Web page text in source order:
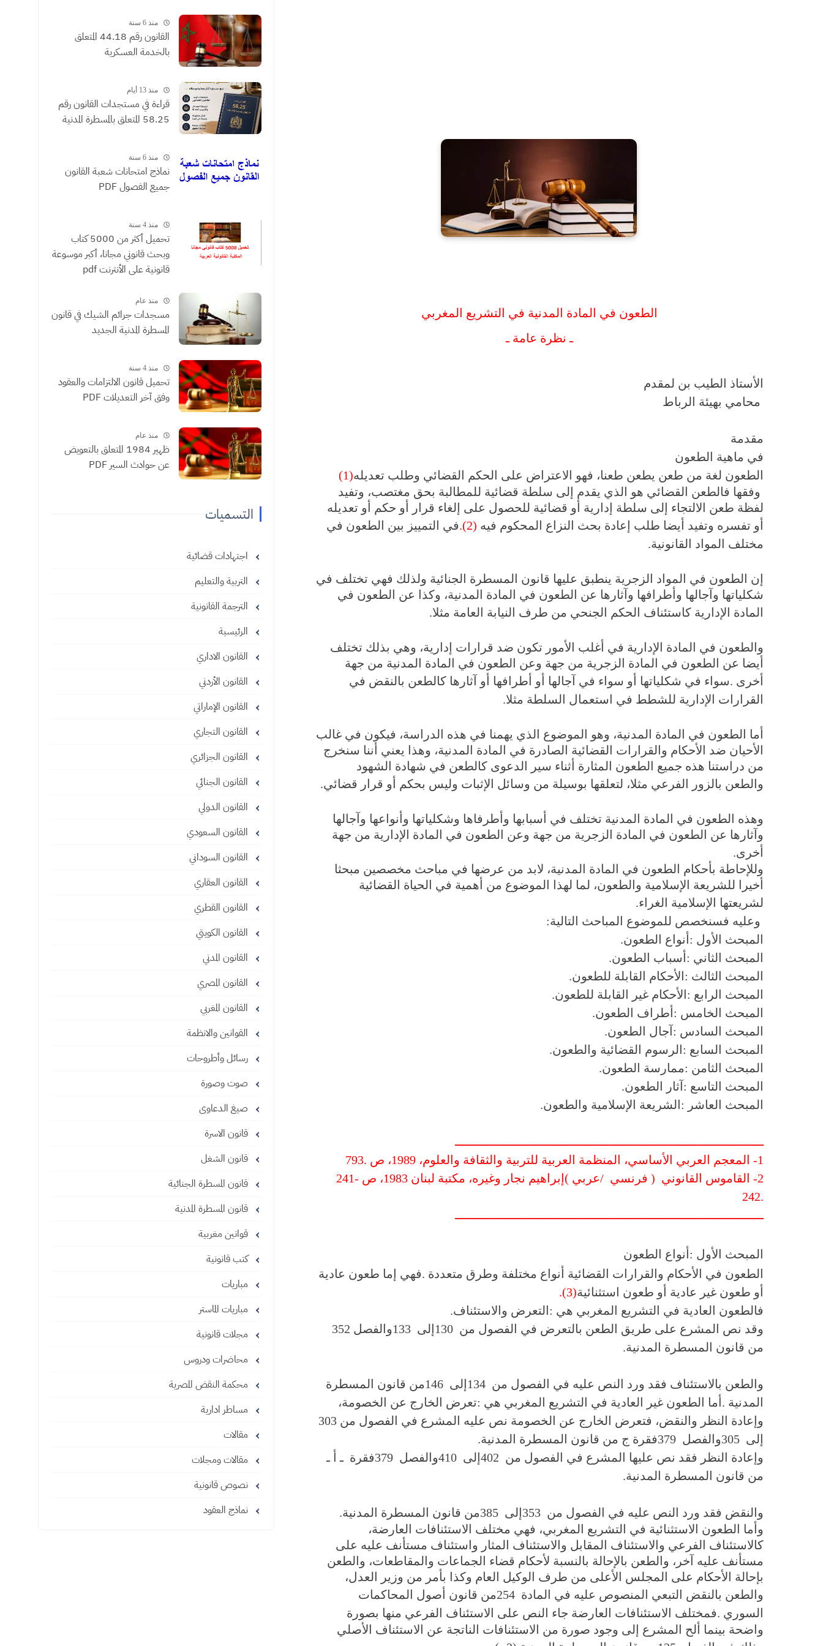
الطعون في المادة المدنية في التشريع المغربي
ـ نظرة عامة ـ
الأستاذ الطيب بن لمقدم
محامي بهيئة الرباط
مقدمة
في ماهية الطعون
الطعون لغة من طعن يطعن طعنا، فهو الاعتراض على الحكم القضائي وطلب تعديله(1)
وفقها فالطعن القضائي هو الذي يقدم إلى سلطة قضائية للمطالبة بحق مغتصب، وتفيد
لفظة طعن الالتجاء إلى سلطة إدارية أو قضائية للحصول على إلغاء قرار أو حكم أو تعديله
أو تفسره وتفيد أيضا طلب إعادة بحث النزاع المحكوم فيه (2)
.في التمييز بين الطعون في
مختلف المواد القانونية.
إن الطعون في المواد الزجرية ينطبق عليها قانون المسطرة الجنائية ولذلك فهي تختلف في
شكلياتها وآجالها وأطرافها وآثارها عن الطعون في المادة المدنية، وكذا عن الطعون في
المادة الإدارية كاستئناف الحكم الجنحي من طرف النيابة العامة مثلا.
والطعون في المادة الإدارية في أغلب الأمور تكون ضد قرارات إدارية، وهي بذلك تختلف
أيضا عن الطعون في المادة الزجرية من جهة وعن الطعون في المادة المدنية من جهة
أخرى .سواء في شكلياتها أو سواء في آجالها أو أطرافها أو آثارها كالطعن بالنقض في
القرارات الإدارية للشطط في استعمال السلطة مثلا.
أما الطعون في المادة المدنية، وهو الموضوع الذي يهمنا في هذه الدراسة، فيكون في غالب
الأحيان ضد الأحكام والقرارات القضائية الصادرة في المادة المدنية، وهذا يعني أننا سنخرج
من دراستنا هذه جميع الطعون المثارة أثناء سير الدعوى كالطعن في شهادة الشهود
والطعن بالزور الفرعي مثلا، لتعلقها بوسيلة من وسائل الإثبات وليس بحكم أو قرار قضائي.
وهذه الطعون في المادة المدنية تختلف في أسبابها وأطرفاها وشكلياتها وأنواعها وآجالها
وآثارها عن الطعون في المادة الزجرية من جهة وعن الطعون في المادة الإدارية من جهة
أخرى.
وللإحاطة بأحكام الطعون في المادة المدنية، لابد من عرضها في مباحث مخصصين مبحثا
أخيرا للشريعة الإسلامية والطعون، لما لهذا الموضوع من أهمية في الحياة القضائية
لشريعتها الإسلامية الغراء.
وعليه فسنخصص للموضوع المباحث التالية:
المبحث الأول : أنواع الطعون.
المبحث الثاني : أسباب الطعون.
المبحث الثالث : الأحكام القابلة للطعون.
المبحث الرابع : الأحكام غير القابلة للطعون.
المبحث الخامس : أطراف الطعون.
المبحث السادس : آجال الطعون.
المبحث السابع : الرسوم القضائية والطعون.
المبحث الثامن :ممارسة الطعون.
المبحث التاسع : آثار الطعون.
المبحث العاشر : الشريعة الإسلامية والطعون.
ــــــــــــــــــــــــــــــــــــــــــــــــــــــــــــــــــــــــــــــــــــ
1- المعجم العربي الأساسي، المنظمة العربية للتربية والثقافة والعلوم،
1989، ص 793.
2- القاموس القانوني
) فرنسي /عربي ( إبراهيم نجار وغيره، مكتبة لبنان1983، ص 241-
242.
ــــــــــــــــــــــــــــــــــــــــــــــــــــــــــــــــــــــــــــــــــــ
المبحث الأول : أنواع الطعون
الطعون في الأحكام والقرارات القضائية أنواع مختلفة وطرق متعددة .فهي إما طعون عادية
أو طعون غير عادية أو طعون استثنائية(3)
.
فالطعون العادية في التشريع المغربي هي : التعرض والاستئناف.
وقد نص المشرع على طريق الطعن بالتعرض في الفصول من 130 إلى 133والفصل 352
من قانون المسطرة المدنية.
والطعن بالاستئناف فقد ورد النص عليه في الفصول من 134 إلى 146من قانون المسطرة
المدنية . أما الطعون غير العادية في التشريع المغربي هي :تعرض الخارج عن الخصومة،
وإعادة النظر والنقض، فتعرض الخارج عن الخصومة نص عليه المشرع في الفصول من303
إلى 305والفصل 379فقرة ج من قانون المسطرة المدنية.
وإعادة النظر فقد نص عليها المشرع في الفصول من 402 إلى 410والفصل 379فقرة ـ أ ـ
من قانون المسطرة المدنية.
والنقض فقد ورد النص عليه في الفصول من 353 إلى 385من قانون المسطرة المدنية.
وأما الطعون الاستثنائية في التشريع المغربي، فهي مختلف الاستئنافات العارضة،
كالاستئناف الفرعي والاستئناف المقابل والاستئناف المثار واستئناف مستأنف عليه على
مستأنف عليه آخر، والطعن بالإحالة بالنسبة لأحكام قضاء الجماعات والمقاطعات، والطعن
بإحالة الأحكام على المجلس الأعلى من طرف الوكيل العام وكذا بأمر من وزير العدل،
والطعن بالنقض التبعي المنصوص عليه في المادة 254من قانون أصول المحاكمات
السوري .فمختلف الاستئنافات العارضة جاء النص على الاستئناف الفرعي منها بصورة
واضحة بينما ألح المشرع إلى وجود صورة من الاستئنافات الناتجة عن الاستئناف الأصلي
الموثقون
منذ 6 سنة
القانون رقم 44.18 المتعلق
بالخدمة العسكرية
منذ 13 أيام
​قراءة في مستجدات القانون رقم
58.25 المتعلق بالمسطرة المدنية
منذ 6 سنة
نماذج امتحانات شعبة القانون
جميع الفصول PDF
منذ 4 سنة
تحميل أكثر من 5000 كتاب
وبحث قانوني مجانا، أكبر موسوعة
قانونية على الأنترنت pdf
منذ عام
مسجدات جرائم الشيك في قانون
المسطرة المدنية الجديد
منذ 4 سنة
تحميل قانون الالتزامات والعقود
وفق آخر التعديلات PDF
منذ عام
ظهير 1984 المتعلق بالتعويض
عن حوادث السير PDF
التسميات
اجتهادات قضائية
التربية والتعليم
الترجمة القانونية
الرئيسية
القانون الاداري
القانون الأردني
القانون الإماراتي
القانون التجاري
القانون الجزائري
القانون الجنائي
القانون الدولي
القانون السعودي
القانون السوداني
القانون العقاري
القانون القطري
القانون الكويتي
القانون المدني
القانون المصري
القانون المغربي
القوانين والانظمة
رسائل وأطروحات
صوت وصورة
صيغ الدعاوى
قانون الاسرة
قانون الشغل
قانون المسطرة الجنائية
قانون المسطرة المدنية
قوانين مغربية
كتب قانونية
مباريات
مباريات الماستر
مجلات قانونية
محاضرات ودروس
محكمة النقض المصرية
مساطر ادارية
مقالات
مقالات ومجلات
نصوص قانونية
نماذج العقود